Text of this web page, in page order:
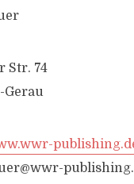
Str. 74
Gerau